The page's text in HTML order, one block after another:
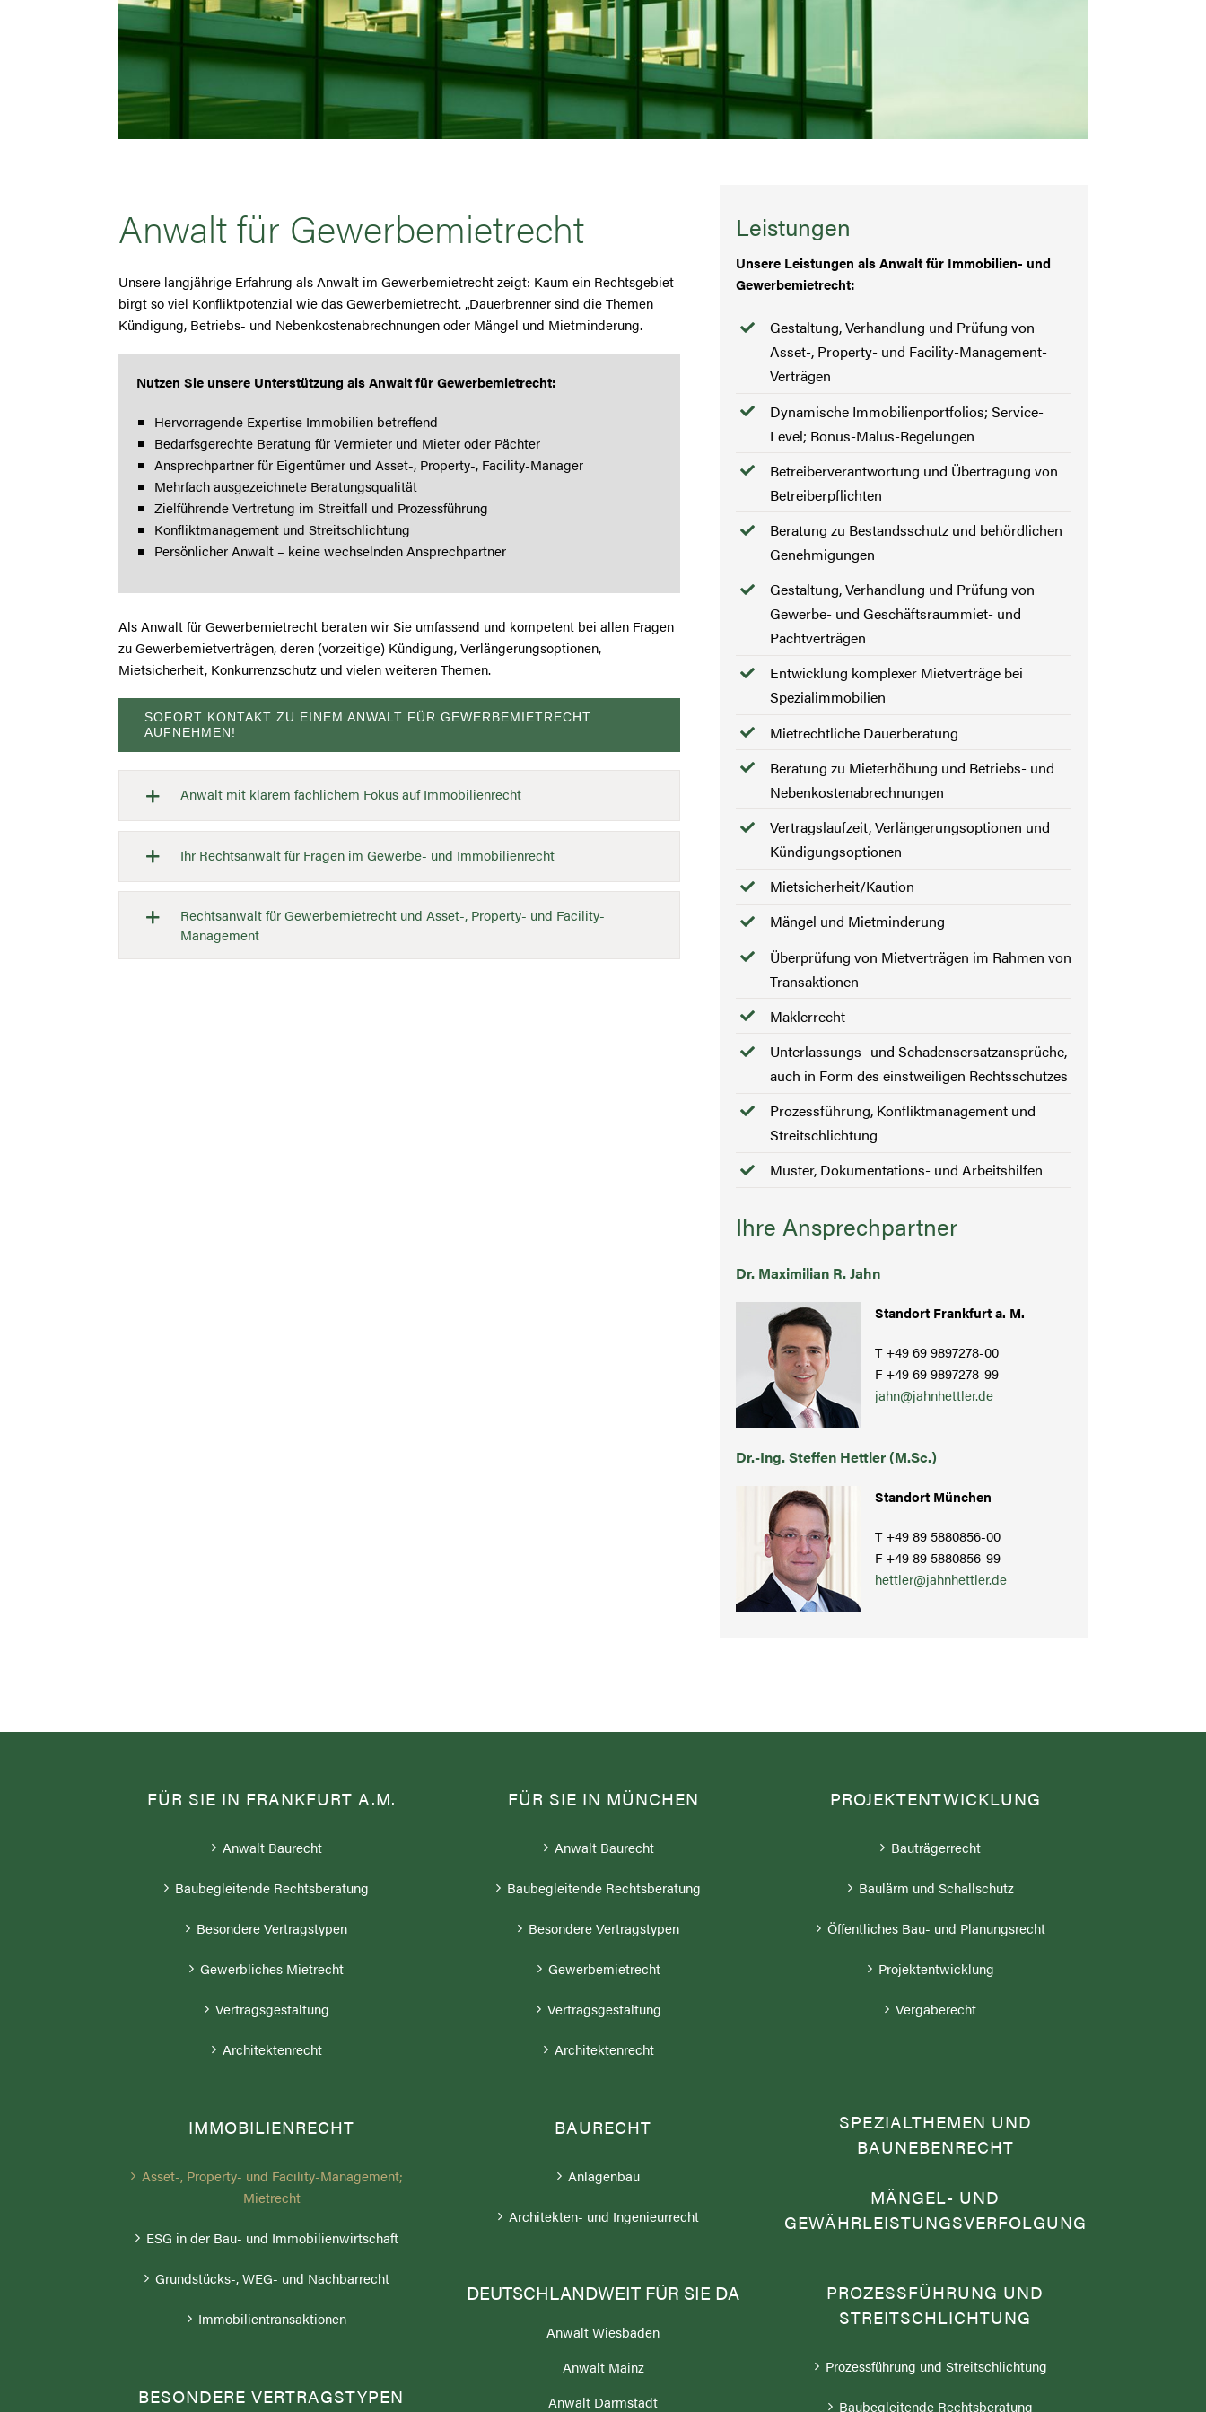
Anwalt für Gewerbemietrecht
Unsere langjährige Erfahrung als Anwalt im Gewerbemietrecht zeigt: Kaum ein Rechtsgebiet
birgt so viel Konfliktpotenzial wie das Gewerbemietrecht. „Dauerbrenner sind die Themen
Kündigung, Betriebs- und Nebenkostenabrechnungen oder Mängel und Mietminderung.
Nutzen Sie unsere Unterstützung als Anwalt für Gewerbemietrecht:
Hervorragende Expertise Immobilien betreffend
Bedarfsgerechte Beratung für Vermieter und Mieter oder Pächter
Ansprechpartner für Eigentümer und Asset-, Property-, Facility-Manager
Mehrfach ausgezeichnete Beratungsqualität
Zielführende Vertretung im Streitfall und Prozessführung
Konfliktmanagement und Streitschlichtung
Persönlicher Anwalt – keine wechselnden Ansprechpartner
Als Anwalt für Gewerbemietrecht beraten wir Sie umfassend und kompetent bei allen Fragen
zu Gewerbemietverträgen, deren (vorzeitige) Kündigung, Verlängerungsoptionen,
Mietsicherheit, Konkurrenzschutz und vielen weiteren Themen.
SOFORT KONTAKT ZU EINEM ANWALT FÜR GEWERBEMIETRECHT
AUFNEHMEN!
Anwalt mit klarem fachlichem Fokus auf Immobilienrecht
Ihr Rechtsanwalt für Fragen im Gewerbe- und Immobilienrecht
Rechtsanwalt für Gewerbemietrecht und Asset-, Property- und Facility-
Management
Leistungen
Unsere Leistungen als Anwalt für Immobilien- und
Gewerbemietrecht:
Gestaltung, Verhandlung und Prüfung von
Asset-, Property- und Facility-Management-
Verträgen
Dynamische Immobilienportfolios; Service-
Level; Bonus-Malus-Regelungen
Betreiberverantwortung und Übertragung von
Betreiberpflichten
Beratung zu Bestandsschutz und behördlichen
Genehmigungen
Gestaltung, Verhandlung und Prüfung von
Gewerbe- und Geschäftsraummiet- und
Pachtverträgen
Entwicklung komplexer Mietverträge bei
Spezialimmobilien
Mietrechtliche Dauerberatung
Beratung zu Mieterhöhung und Betriebs- und
Nebenkostenabrechnungen
Vertragslaufzeit, Verlängerungsoptionen und
Kündigungsoptionen
Mietsicherheit/Kaution
Mängel und Mietminderung
Überprüfung von Mietverträgen im Rahmen von
Transaktionen
Maklerrecht
Unterlassungs- und Schadensersatzansprüche,
auch in Form des einstweiligen Rechtsschutzes
Prozessführung, Konfliktmanagement und
Streitschlichtung
Muster, Dokumentations- und Arbeitshilfen
Ihre Ansprechpartner
Dr. Maximilian R. Jahn
Standort Frankfurt a. M.
T +49 69 9897278-00
F +49 69 9897278-99
jahn@jahnhettler.de
Dr.-Ing. Steffen Hettler (M.Sc.)
Standort München
T +49 89 5880856-00
F +49 89 5880856-99
hettler@jahnhettler.de
FÜR SIE IN FRANKFURT A.M.
Anwalt Baurecht
Baubegleitende Rechtsberatung
Besondere Vertragstypen
Gewerbliches Mietrecht
Vertragsgestaltung
Architektenrecht
IMMOBILIENRECHT
Asset-, Property- und Facility-Management;
Mietrecht
ESG in der Bau- und Immobilienwirtschaft
Grundstücks-, WEG- und Nachbarrecht
Immobilientransaktionen
BESONDERE VERTRAGSTYPEN
FÜR SIE IN MÜNCHEN
Anwalt Baurecht
Baubegleitende Rechtsberatung
Besondere Vertragstypen
Gewerbemietrecht
Vertragsgestaltung
Architektenrecht
BAURECHT
Anlagenbau
Architekten- und Ingenieurrecht
DEUTSCHLANDWEIT FÜR SIE DA
Anwalt Wiesbaden
Anwalt Mainz
Anwalt Darmstadt
PROJEKTENTWICKLUNG
Bauträgerrecht
Baulärm und Schallschutz
Öffentliches Bau- und Planungsrecht
Projektentwicklung
Vergaberecht
SPEZIALTHEMEN UND
BAUNEBENRECHT
MÄNGEL- UND
GEWÄHRLEISTUNGSVERFOLGUNG
PROZESSFÜHRUNG UND
STREITSCHLICHTUNG
Prozessführung und Streitschlichtung
Baubegleitende Rechtsberatung